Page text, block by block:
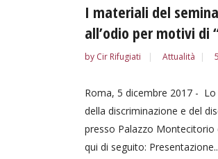
I materiali del
all’odio per motivi di
by Cir Rifugiati Attualità
Roma, 5 dicembre 2017 -
della discriminazione e del
presso Palazzo Montecitorio
qui di seguito: